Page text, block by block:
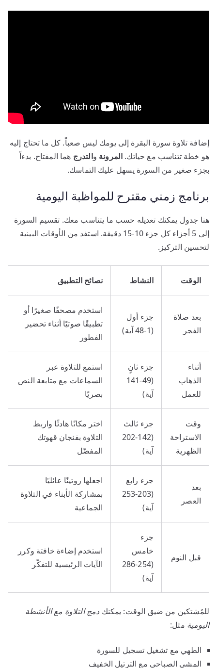
إضافة تلاوة سورة البقرة إلى يومك ليس صعباً. كل ما تحتاج إليه
هو خطة تتناسب مع حياتك. المرونة والتدرج هما المفتاح. بدءاً
بجزء صغير من السورة يسهل عليك التماسك.
برنامج زمني مقترح للمواظبة اليومية
هنا جدول يمكنك تعديله حسب ما يتناسب معك. تقسيم السورة
إلى 5 أجزاء كل جزء 10-15 دقيقة. استفد من الأوقات البينية
لتحسين التركيز.
الوقت النشاط نصائح التطبيق
بعد صلاة
الفجر
جزء أول
(1-48 آية)
استخدم مصحفًا صغيرًا أو
تطبيقًا صوتيًا أثناء تحضير
الفطور
أثناء
الذهاب
للعمل
جزء ثانٍ
(49-141
آية)
استمع للتلاوة عبر
السماعات مع متابعة النص
بصريًا
وقت
الاستراحة
الظهرية
جزء ثالث
(142-202
آية)
اختر مكانًا هادئًا واربط
التلاوة بفنجان قهوتك
المفضّل
بعد
العصر
جزء رابع
(203-253
آية)
اجعلها روتينًا عائليًا
بمشاركة الأبناء في التلاوة
الجماعية
قبل النوم
جزء
خامس
(254-286
آية)
استخدم إضاءة خافتة وكرر
الآيات الرئيسية للتفكّر
للمُشتكين من ضيق الوقت: يمكنك دمج التلاوة مع الأنشطة
اليومية مثل:
الطهي مع تشغيل تسجيل للسورة
المشي الصباحي مع الترتيل الخفيف